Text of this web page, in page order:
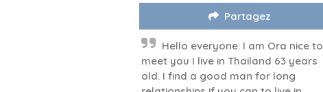
Partagez
Hello everyone. I am Ora nice to
meet you I live in Thailand 63 years
old. I find a good man for long